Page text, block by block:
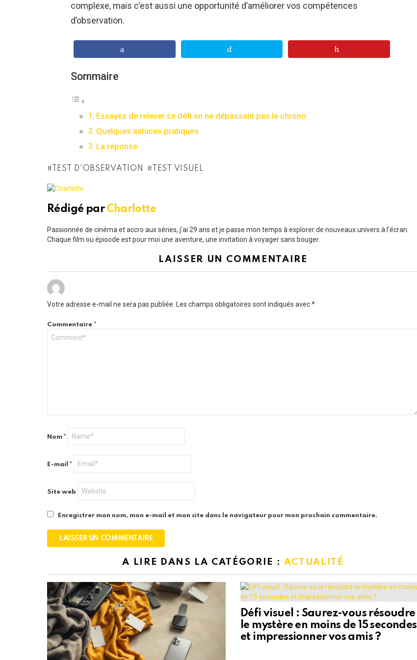
complexe, mais c’est aussi une opportunité d’améliorer vos compétences
d’observation.
Sommaire
Essayez de relever ce défi en ne dépassant pas le chrono
Quelques astuces pratiques
La réponse
TEST D'OBSERVATION TEST VISUEL
Rédigé parCharlotte
Passionnée de cinéma et accro aux séries, j'ai 29 ans et je passe mon temps à explorer de nouveaux univers à l'écran.
Chaque film ou épisode est pour moi une aventure, une invitation à voyager sans bouger.
LAISSER UN COMMENTAIRE
Votre adresse e-mail ne sera pas publiée. Les champs obligatoires sont indiqués avec*
Commentaire *
Nom *
E-mail *
Site web
Enregistrer mon nom, mon e-mail et mon site dans le navigateur pour mon prochain commentaire.
A LIRE DANS LA CATÉGORIE : ACTUALITÉ
Défi visuel : Saurez-vous résoudre
le mystère en moins de 15 secondes
et impressionner vos amis ?